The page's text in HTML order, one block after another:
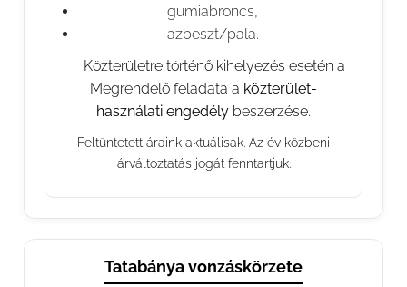
gumiabroncs,
azbeszt/pala.
⚠️ Közterületre történő kihelyezés esetén a
Megrendelő feladata a közterület-
használati engedély beszerzése.
Feltüntetett áraink aktuálisak. Az év közbeni
árváltoztatás jogát fenntartjuk.
Tatabánya vonzáskörzete